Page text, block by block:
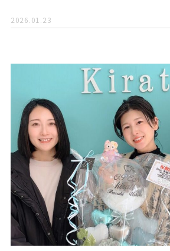
2026.01.23